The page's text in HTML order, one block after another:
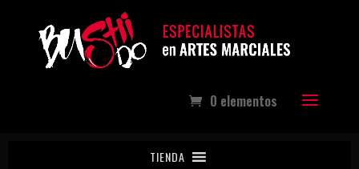
0 elementos
TIENDA